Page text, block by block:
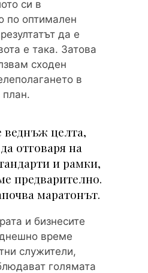
си в
по оптимален
да е
е така. Затова
сходен
в
план.
целта,
отговаря на
и рамки,
предварително.
маратонът.
и бизнесите
време
служители,
голямата